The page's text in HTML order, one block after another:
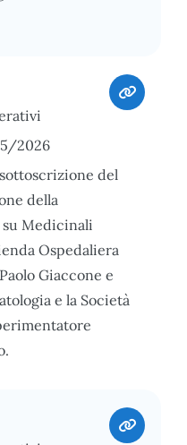
2026
del
della
Medicinali
Ospedaliera
Giaccone e
e la Società